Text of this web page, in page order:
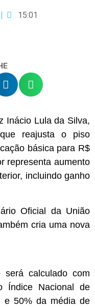
15:01
Inácio Lula da Silva,
reajusta o piso
básica para R$
representa aumento
incluindo ganho
Oficial da União
cria uma nova
calculado com
Índice Nacional de
e 50% da média de